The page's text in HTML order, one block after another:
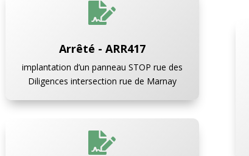

Arrêté - ARR417
implantation d’un panneau STOP rue des
Diligences intersection rue de Marnay
